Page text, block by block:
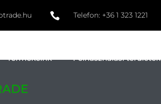
 Telefon: +36 1 323 1221
Termékeink Felhasználási területek